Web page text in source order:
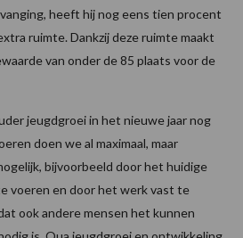
heeft hij nog eens tien procent
ruimte. Dankzij deze ruimte maakt
van onder de 85 plaats voor de
jeugdgroei in het nieuwe jaar nog
doen we al maximaal, maar
bijvoorbeeld door het huidige
voeren en door het werk vast te
ook andere mensen het kunnen